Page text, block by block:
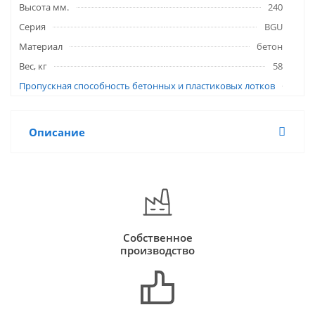
Высота мм.
240
Серия
BGU
Материал
бетон
Вес, кг
58
Пропускная способность бетонных и пластиковых лотков
Описание
Собственное
производство